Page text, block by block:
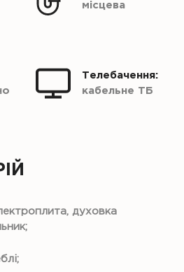
місцева
кабельне ТБ
Телебачення:
духовка